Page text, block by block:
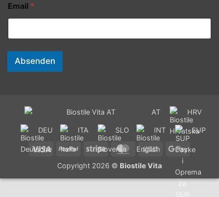
Email *
Absenden
AT HRV
DEU ITA SLO INT SUP
Visa PayPal Stripe MasterCardCash
Delivery
Google
Copyright 2026 © Biostile Vita